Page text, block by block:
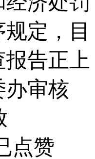
定，目
告正上
办审核
点赞